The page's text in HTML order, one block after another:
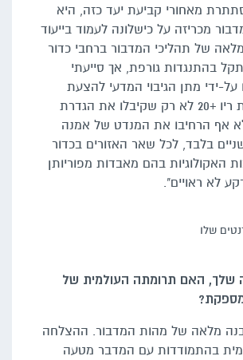
מאחורי קביעת יעד כזה, היא
מכריזה על כישלונה לעמוד בייעוד
של תהליכי המדבור ברחבי כדור
בהתנגדות גורפת, אך סייעתי
על-ידי מתן הגיבוי המדעי להצעת
המזכ"ל. בוועידת ריו +20 לא רק שקיבלו את הגדרת
אף הרחיבו את המנדט של אמנה
בלבד, לכל שאר האזורים בכדור
האקולוגיות בהם מאבדות מפוריותן
לא ראויים".
שלו
שלך, האם תרומתה העולמית של
מלאה של מהות המדבור. ההצלחה
בהתמודדות עם המדבר מטעה